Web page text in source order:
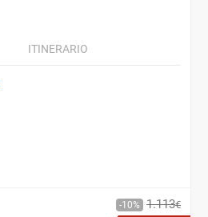
ITINERARIO
10 1.113€